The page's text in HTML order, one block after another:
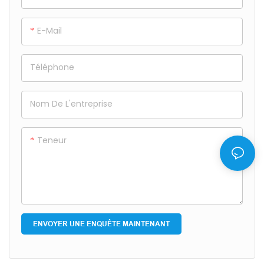
E-Mail
Téléphone
Nom De L'entreprise
Teneur
ENVOYER UNE ENQUÊTE MAINTENANT
côtés avant et arrière. La
couleur grise leur donne un
sophistiqué. Chaque
plaquette de frein a un
texte blanc clair à sa
surface, comme «D1963
2DE15A3191» et «DAD - 81963
- 9188 MSR / 2DE15A3191», ce
qui aide à une identification
plaquettes de frein avec
Chaque plaquette de frein
et des logos imprimés sur la
modernité et d'identité de
marque. Ils sont conçus
avec une forme régulière,
industriel